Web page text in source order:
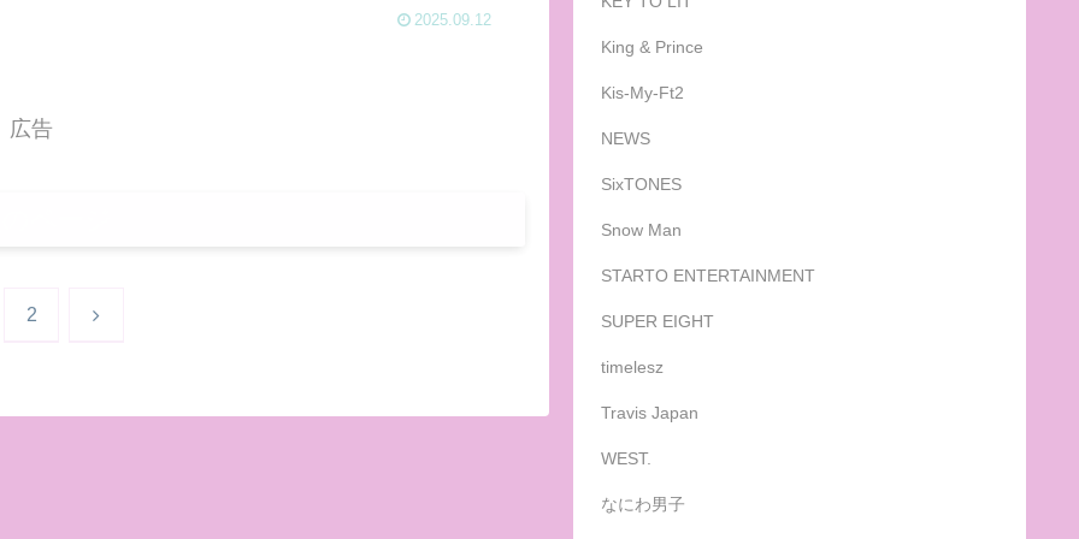
2025.09.12
広告
2 次
King & Prince
Kis-My-Ft2
NEWS
SixTONES
Snow Man
STARTO ENTERTAINMENT
SUPER EIGHT
timelesz
Travis Japan
WEST.
なにわ男子